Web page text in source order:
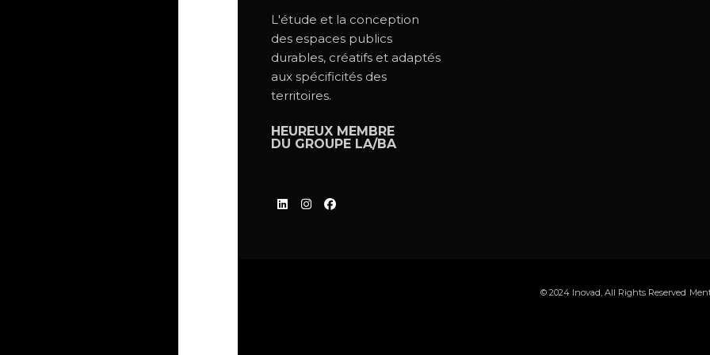
L'étude et la conception
des espaces publics
durables, créatifs et adaptés
aux spécificités des
territoires.
HEUREUX MEMBRE
DU GROUPE LA/BA
© 2024 Inovad, All Rights Reserved